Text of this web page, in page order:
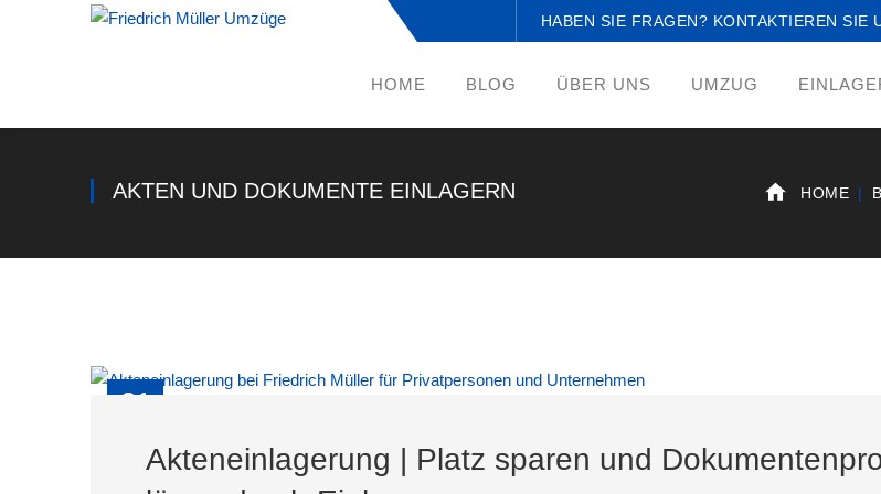
HABEN SIE FRAGEN? KONTAKTIEREN SIE
HOME BLOG ÜBER UNS UMZUG
AKTEN UND DOKUMENTE EINLAGERN HOME
21
Akteneinlagerung | Platz sparen und